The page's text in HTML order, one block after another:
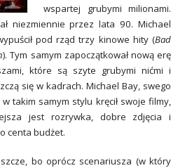
wspartej grubymi milionami.
niezmiennie przez lata 90. Michael
pod rząd trzy kinowe hity (Bad
). Tym samym zapoczątkował nową erę
które są szyte grubymi nićmi i
się w kadrach. Michael Bay, swego
takim samym stylu kręcił swoje filmy,
jest rozrywka, dobre zdjęcia i
centa budżet.
bo oprócz scenariusza (w który